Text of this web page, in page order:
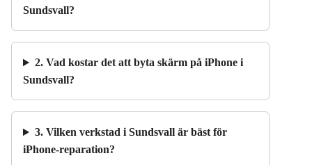
Sundsvall?
2. Vad kostar det att byta skärm på iPhone i
Sundsvall?
3. Vilken verkstad i Sundsvall är bäst för
iPhone-reparation?